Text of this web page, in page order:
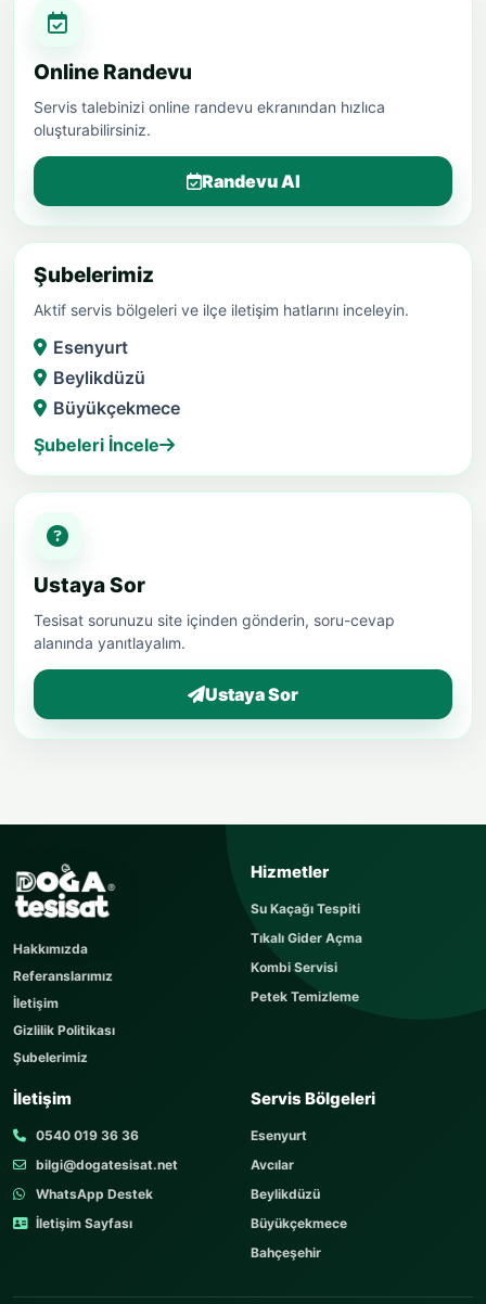
Online Randevu
Servis talebinizi online randevu ekranından hızlıca
oluşturabilirsiniz.
Randevu Al
Şubelerimiz
Aktif servis bölgeleri ve ilçe iletişim hatlarını inceleyin.
Esenyurt
Beylikdüzü
Büyükçekmece
Şubeleri İncele
Ustaya Sor
Tesisat sorunuzu site içinden gönderin, soru-cevap
alanında yanıtlayalım.
Ustaya Sor
Sorunuzu kısaca yazın
Sorunuz hemen yayınlanır, cevabı yaklaşık 60
dakika içerisinde cevaplanır. Sorular sayfamızı
KONU
Hakkımızda
Referanslarımız
İletişim
Gizlilik Politikası
Şubelerimiz
Hizmetler
Su Kaçağı Tespiti
Tıkalı Gider Açma
Kombi Servisi
Petek Temizleme
İletişim
0540 019 36 36
bilgi@dogatesisat.net
WhatsApp Destek
İletişim Sayfası
Servis Bölgeleri
Esenyurt
Avcılar
Beylikdüzü
Büyükçekmece
Bahçeşehir